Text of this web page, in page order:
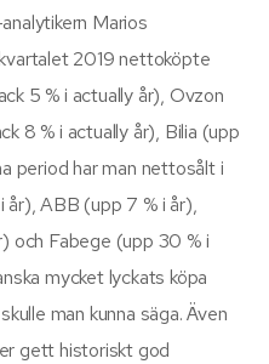
Marios
2019 nettoköpte
5 % i actually år), Ovzon
8 % i actually år), Bilia (upp
period har man nettosålt i
år), ABB (upp 7 % i år),
och Fabege (upp 30 % i
mycket lyckats köpa
man kunna säga. Även
gett historiskt god